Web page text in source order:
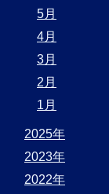
5月
4月
3月
2月
1月
2025年
2023年
2022年